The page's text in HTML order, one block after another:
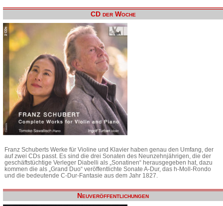
CD der Woche
Franz Schuberts Werke für Violine und Klavier haben genau den Umfang, der
auf zwei CDs passt. Es sind die drei Sonaten des Neunzehnjährigen, die der
geschäftstüchtige Verleger Diabelli als „Sonatinen“ herausgegeben hat, dazu
kommen die als „Grand Duo“ veröffentlichte Sonate A-Dur, das h-Moll-Rondo
und die bedeutende C-Dur-Fantasie aus dem Jahr 1827.
Neuveröffentlichungen